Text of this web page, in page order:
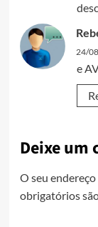
24/
e
Deixe um
O seu
obrigatórios